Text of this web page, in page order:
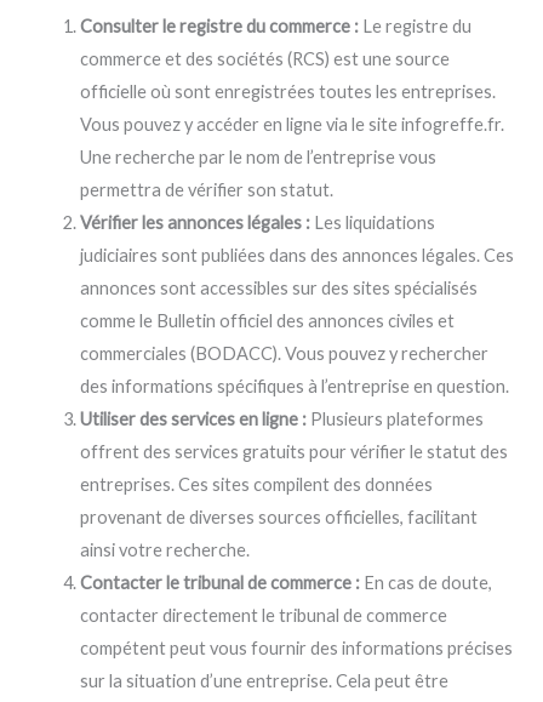
Consulter le registre du commerce : Le registre du
commerce et des sociétés (RCS) est une source
officielle où sont enregistrées toutes les entreprises.
Vous pouvez y accéder en ligne via le site infogreffe.fr.
Une recherche par le nom de l’entreprise vous
permettra de vérifier son statut.
Vérifier les annonces légales : Les liquidations
judiciaires sont publiées dans des annonces légales. Ces
annonces sont accessibles sur des sites spécialisés
comme le Bulletin officiel des annonces civiles et
commerciales (BODACC). Vous pouvez y rechercher
des informations spécifiques à l’entreprise en question.
Utiliser des services en ligne : Plusieurs plateformes
offrent des services gratuits pour vérifier le statut des
entreprises. Ces sites compilent des données
provenant de diverses sources officielles, facilitant
ainsi votre recherche.
Contacter le tribunal de commerce : En cas de doute,
contacter directement le tribunal de commerce
compétent peut vous fournir des informations précises
sur la situation d’une entreprise. Cela peut être